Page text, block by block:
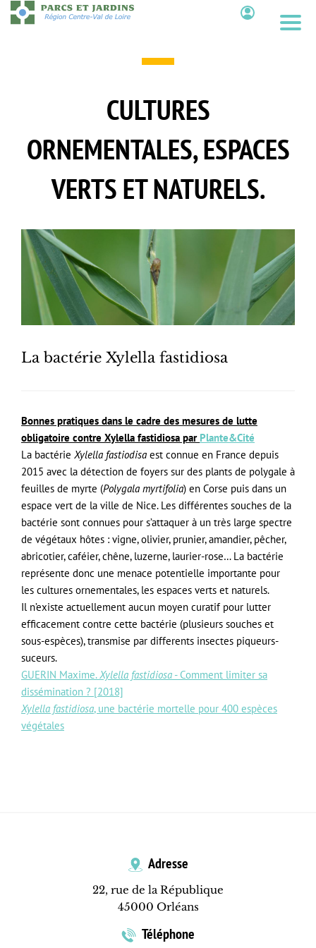
Aller
au
CULTURES
ORNEMENTALES, ESPACES
VERTS ET NATURELS.
La bactérie Xylella fastidiosa
Bonnes pratiques dans le cadre des mesures de lutte
obligatoire contre Xylella fastidiosa par Plante&Cité
La bactérie Xylella fastiodisa est connue en France depuis
2015 avec la détection de foyers sur des plants de polygale à
feuilles de myrte (Polygala myrtifolia) en Corse puis dans un
espace vert de la ville de Nice. Les différentes souches de la
bactérie sont connues pour s’attaquer à un très large spectre
de végétaux hôtes : vigne, olivier, prunier, amandier, pêcher,
abricotier, caféier, chêne, luzerne, laurier-rose… La bactérie
représente donc une menace potentielle importante pour
les cultures ornementales, les espaces verts et naturels.
Il n’existe actuellement aucun moyen curatif pour lutter
efficacement contre cette bactérie (plusieurs souches et
sous-espèces), transmise par differents insectes piqueurs-
suceurs.
GUERIN Maxime.Xylella fastidiosa - Comment limiter sa
dissémination ? [2018]
Xylella fastidiosa, une bactérie mortelle pour 400 espèces
végétales
Adresse
22, rue de la République
45000 Orléans
Téléphone